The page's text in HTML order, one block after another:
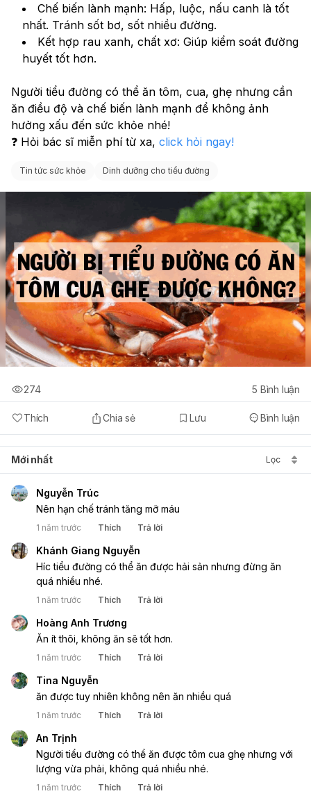
Chế biến lành mạnh: Hấp, luộc, nấu canh là tốt
nhất. Tránh sốt bơ, sốt nhiều đường.
Kết hợp rau xanh, chất xơ: Giúp kiểm soát đường
huyết tốt hơn.
Người tiểu đường có thể ăn tôm, cua, ghẹ nhưng cần
ăn điều độ và chế biến lành mạnh để không ảnh
hưởng xấu đến sức khỏe nhé!
❓ Hỏi bác sĩ miễn phí từ xa, click hỏi ngay!
Tin tức sức khỏe Dinh dưỡng cho tiểu đường
Thích Chia sẻ Lưu Bình luận
274 5 Bình luận
Mới nhất Lọc
Nguyễn Trúc
Nên hạn chế tránh tăng mỡ máu
1 năm trước Thích Trả lời
Khánh Giang Nguyễn
Híc tiểu đường có thể ăn được hải sản nhưng đừng ăn
quá nhiều nhé.
1 năm trước Thích Trả lời
Hoàng Anh Trương
Ăn ít thôi, không ăn sẽ tốt hơn.
1 năm trước Thích Trả lời
Tina Nguyễn
ăn được tuy nhiên không nên ăn nhiều quá
1 năm trước Thích Trả lời
An Trịnh
Người tiểu đường có thể ăn được tôm cua ghẹ nhưng với
lượng vừa phải, không quá nhiều nhé.
1 năm trước Thích Trả lời